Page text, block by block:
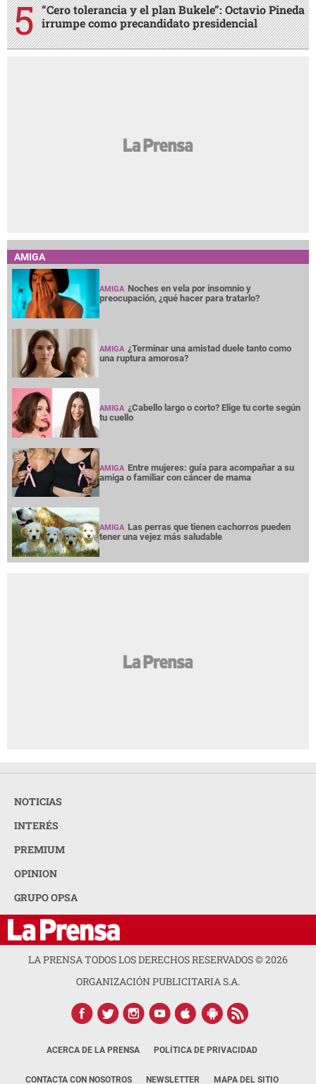
“Cero tolerancia y el plan Bukele”: Octavio Pineda
irrumpe como precandidato presidencial
AMIGA
AMIGA Noches en vela por insomnio y
preocupación, ¿qué hacer para tratarlo?
AMIGA ¿Terminar una amistad duele tanto como
una ruptura amorosa?
AMIGA ¿Cabello largo o corto? Elige tu corte según
tu cuello
AMIGA Entre mujeres: guía para acompañar a su
amiga o familiar con cáncer de mama
AMIGA Las perras que tienen cachorros pueden
tener una vejez más saludable
NOTICIAS
INTERÉS
PREMIUM
OPINION
GRUPO OPSA
LA PRENSA TODOS LOS DERECHOS RESERVADOS ©2026
ORGANIZACIÓN PUBLICITARIA S.A.
ACERCA DE LA PRENSA POLÍTICA DE PRIVACIDAD
CONTACTA CON NOSOTROS NEWSLETTER MAPA DEL SITIO